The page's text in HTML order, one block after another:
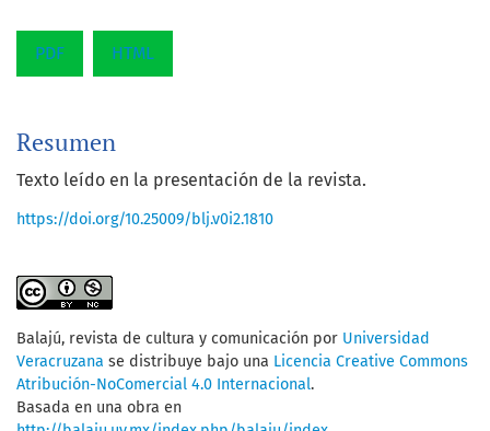
PDF HTML
Resumen
Texto leído en la presentación de la revista.
https://doi.org/10.25009/blj.v0i2.1810
Balajú, revista de cultura y comunicación por Universidad
Veracruzana se distribuye bajo una Licencia Creative Commons
Atribución-NoComercial 4.0 Internacional.
Basada en una obra en